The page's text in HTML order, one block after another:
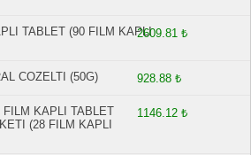
TABLET (90 FILM KAPLI2609.81 ₺
COZELTI (50G) 928.88 ₺
KAPLI TABLET
(28 FILM KAPLI
1146.12 ₺